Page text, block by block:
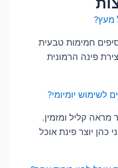
מעץ?
חמימות טבעית
פינה הרמונית
לשימוש יומיומי?
מראה קליל ומזמין.
כהן יוצר פינת אוכל